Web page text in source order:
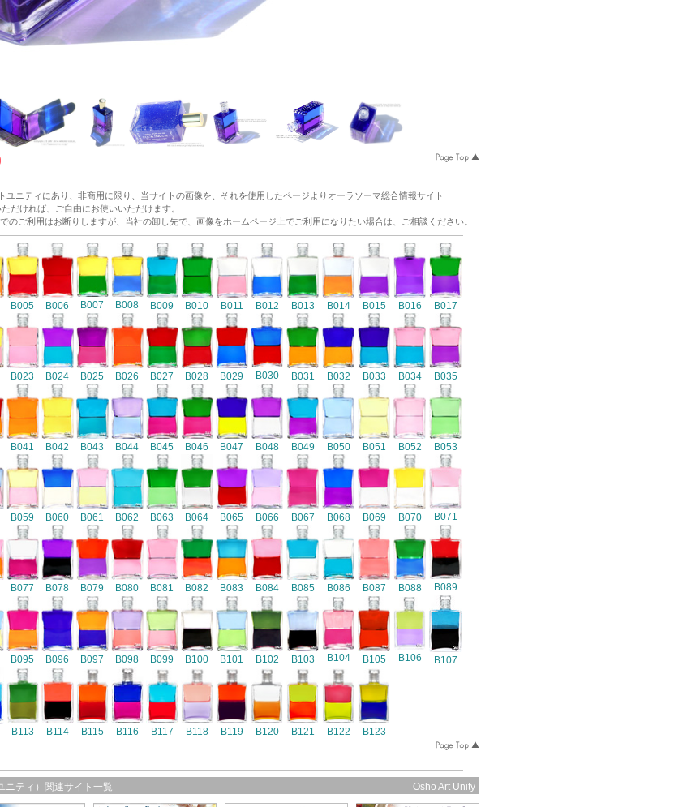
ユニティにあり、非商用に限り、当サイトの画像を、それを使用したページよりオーラソーマ総合情報サイト
だければ、ご自由にお使いいただけます。
のご利用はお断りしますが、当社の卸し先で、画像をホームページ上でご利用になりたい場合は、ご相談ください。
B005 B006 B007 B008 B009 B010 B011 B012 B013 B014 B015 B016 B017
B023 B024 B025 B026 B027 B028 B029 B030 B031 B032 B033 B034 B035
B041 B042 B043 B044 B045 B046 B047 B048 B049 B050 B051 B052 B053
B059 B060 B061 B062 B063 B064 B065 B066 B067 B068 B069 B070 B071
B077 B078 B079 B080 B081 B082 B083 B084 B085 B086 B087 B088 B089
B095 B096 B097 B098 B099 B100 B101 B102 B103 B104 B105 B106 B107
B113 B114 B115 B116 B117 B118 B119 B120 B121 B122 B123
ニティ）関連サイト一覧 Osho Art Unity